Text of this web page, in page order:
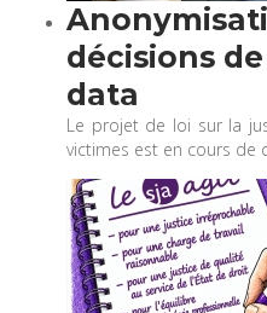
décisions
data
Le projet de loi sur la
victimes est en cours de